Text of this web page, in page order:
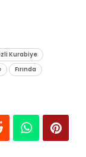
Kurabiye
Fırında